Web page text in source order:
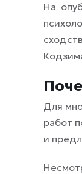
На
Для
работ
и